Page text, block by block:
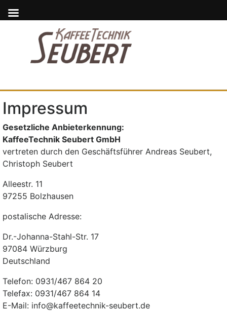
Impressum
Gesetzliche Anbieterkennung:
KaffeeTechnik Seubert GmbH
vertreten durch den Geschäftsführer Andreas Seubert,
Christoph Seubert
Alleestr. 11
97255 Bolzhausen
postalische Adresse:
Dr.-Johanna-Stahl-Str. 17
97084 Würzburg
Deutschland
Telefon: 0931/467 864 20
Telefax: 0931/467 864 14
E-Mail: info@kaffeetechnik-seubert.de